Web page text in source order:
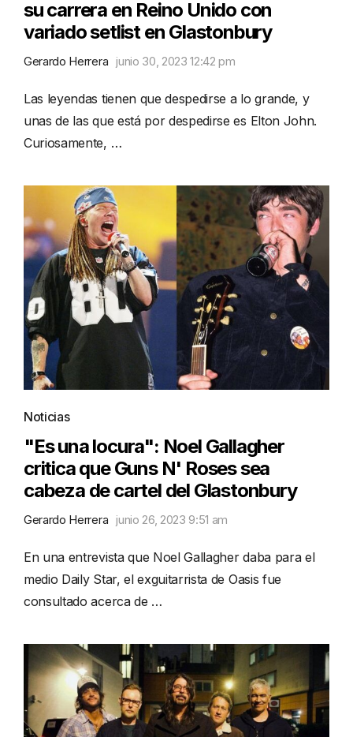
su carrera en Reino Unido con
variado setlist en Glastonbury
Gerardo Herrera junio 30, 2023 12:42 pm
Las leyendas tienen que despedirse a lo grande, y
unas de las que está por despedirse es Elton John.
Curiosamente, …
Noticias
"Es una locura": Noel Gallagher
critica que Guns N' Roses sea
cabeza de cartel del Glastonbury
Gerardo Herrera junio 26, 2023 9:51 am
En una entrevista que Noel Gallagher daba para el
medio Daily Star, el exguitarrista de Oasis fue
consultado acerca de …